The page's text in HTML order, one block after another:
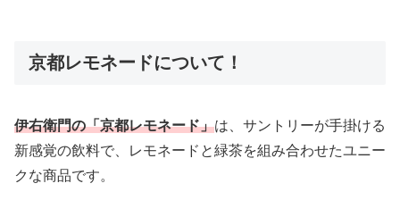
京都レモネードについて！
伊右衛門の「京都レモネード」は、サントリーが手掛ける
新感覚の飲料で、レモネードと緑茶を組み合わせたユニー
クな商品です。